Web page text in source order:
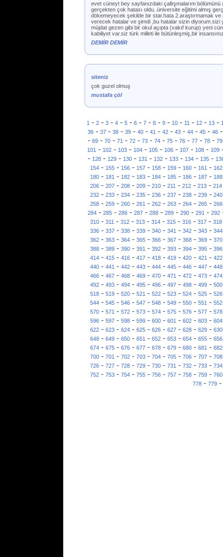
evet cüneyt bey sayfanızdaki çallışmalarım
gerçekten çok hatası oldu..üniversite eğitimi almış
dökemeyecek şekilde bir star.hata 2.araştırmamak ve
verecek hatalar ve şimdi ,bu hatalar sizin
müjdat gezen gibi bir okul açıpta (vakıf kurup) yeni
kabiliyet var.siz türk milleti ile bütünleşmiş,bir
DEMİR DEMİR
siteniz
çok guzel olmuş
mustafa çöl
1- 2- 3- 4- 5- 6- 7- 8- 9- 10- 11- 12- 13-
36- 37- 38- 39- 40- 41- 42- 43- 44- 45- 46
- 69 - 70 - 71 - 72 - 73 - 74 - 75 - 76 - 77 - 78 - 79
101 - 102 - 103 - 104 - 105 - 106 - 107 - 108 - 109
- 128 - 129 - 130 - 131 - 132 - 133 - 134 - 135 -
154- 155- 156- 157- 158- 159- 160- 161- 162
180- 181- 182- 183- 184- 185- 186- 187- 188
206 - 207 - 208 - 209 - 210 - 211 - 212 - 213 - 214
232- 233- 234- 235- 236- 237- 238- 239- 240
258- 259- 260- 261- 262- 263- 264- 265- 266
284 - 285 - 286 - 287 - 288 - 289 - 290 - 291 - 292
310 - 311 - 312 - 313 - 314 - 315 - 316 - 317 - 318
336- 337- 338- 339- 340- 341- 342- 343- 344
362- 363- 364- 365- 366- 367- 368- 369- 370
388 - 389 - 390 - 391 - 392 - 393 - 394 - 395 - 396
414- 415- 416- 417- 418- 419- 420- 421- 422
440- 441- 442- 443- 444- 445- 446- 447- 448
466- 467- 468- 469- 470- 471- 472- 473- 474
492 - 493 - 494 - 495 - 496 - 497 - 498 - 499 - 500
518- 519- 520- 521- 522- 523- 524- 525- 526
544- 545- 546- 547- 548- 549- 550- 551- 552
570- 571- 572- 573- 574- 575- 576- 577- 578
596 - 597 - 598 - 599 - 600 - 601 - 602 - 603 - 604
622- 623- 624- 625- 626- 627- 628- 629- 630
648- 649- 650- 651- 652- 653- 654- 655- 656
674- 675- 676- 677- 678- 679- 680- 681- 682
700 - 701 - 702 - 703 - 704 - 705 - 706 - 707 - 708
726- 727- 728- 729- 730- 731- 732- 733- 734
752- 753- 754- 755- 756- 757- 758- 759- 760
778- 779-